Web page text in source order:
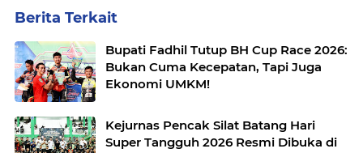
Berita Terkait
Bupati Fadhil Tutup BH Cup Race 2026:
Bukan Cuma Kecepatan, Tapi Juga
Ekonomi UMKM!
Kejurnas Pencak Silat Batang Hari
Super Tangguh 2026 Resmi Dibuka di